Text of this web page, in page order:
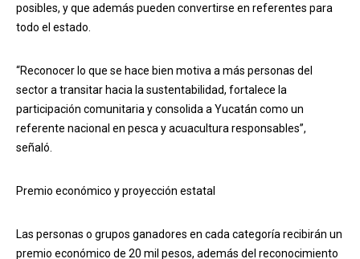
posibles, y que además pueden convertirse en referentes para
todo el estado.
“Reconocer lo que se hace bien motiva a más personas del
sector a transitar hacia la sustentabilidad, fortalece la
participación comunitaria y consolida a Yucatán como un
referente nacional en pesca y acuacultura responsables”,
señaló.
Premio económico y proyección estatal
Las personas o grupos ganadores en cada categoría recibirán un
premio económico de 20 mil pesos, además del reconocimiento